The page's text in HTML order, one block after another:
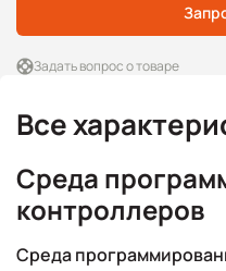
Задать вопрос о товаре
Все
Среда
контроллеров
Среда